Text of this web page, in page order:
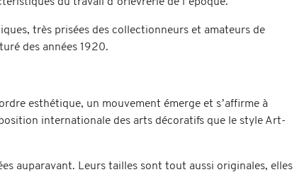
très prisées des collectionneurs et amateurs de
des années 1920.
esthétique, un mouvement émerge et s’affirme à
internationale des arts décoratifs que le style Art-
auparavant. Leurs tailles sont tout aussi originales, elles